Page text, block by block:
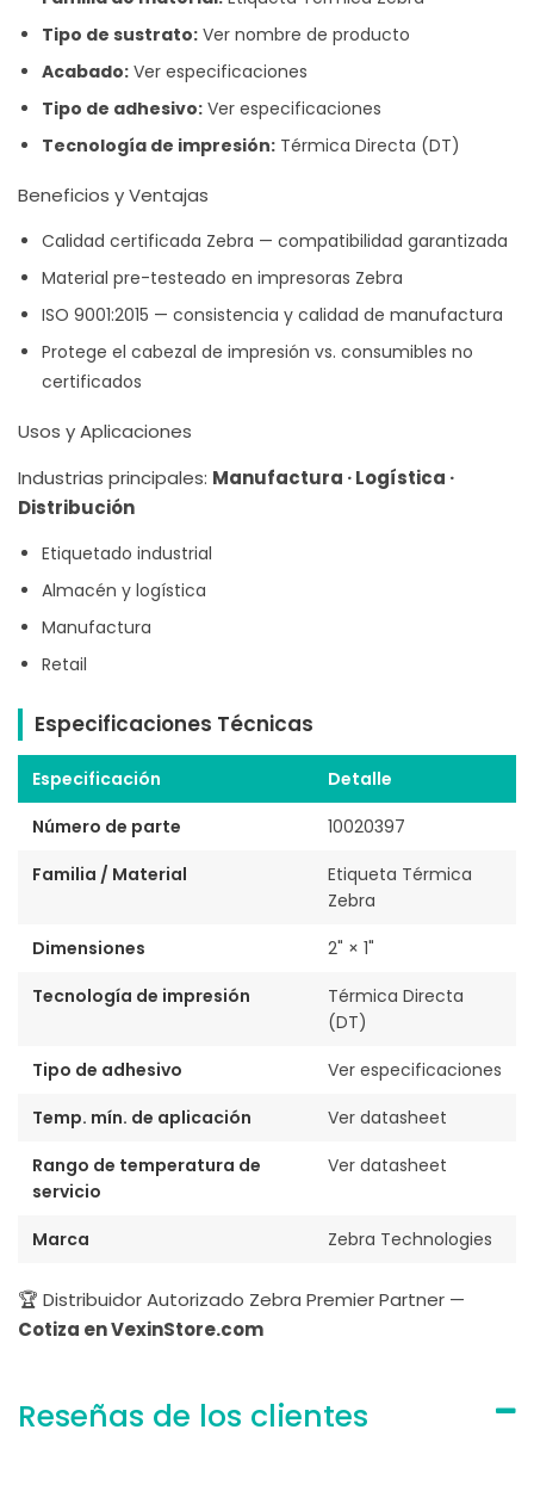
Tipo de sustrato: Ver nombre de producto
Acabado: Ver especificaciones
Tipo de adhesivo: Ver especificaciones
Tecnología de impresión: Térmica Directa (DT)
Beneficios y Ventajas
Calidad certificada Zebra — compatibilidad garantizada
Material pre-testeado en impresoras Zebra
ISO 9001:2015 — consistencia y calidad de manufactura
Protege el cabezal de impresión vs. consumibles no
certificados
Usos y Aplicaciones
Industrias principales: Manufactura · Logística ·
Distribución
Etiquetado industrial
Almacén y logística
Manufactura
Retail
Especificaciones Técnicas
Especificación
Detalle
Número de parte
10020397
Familia / Material
Etiqueta Térmica
Zebra
Dimensiones
2" × 1"
Tecnología de impresión
Térmica Directa
(DT)
Tipo de adhesivo
Ver especificaciones
Temp. mín. de aplicación
Ver datasheet
Rango de temperatura de
servicio
Ver datasheet
Marca Zebra Technologies
🏆 Distribuidor Autorizado Zebra Premier Partner —
Cotiza en VexinStore.com
Reseñas de los clientes